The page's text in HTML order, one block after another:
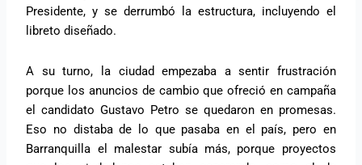
Presidente, y se derrumbó la estructura, incluyendo el
libreto diseñado.
A su turno, la ciudad empezaba a sentir frustración
porque los anuncios de cambio que ofreció en campaña
el candidato Gustavo Petro se quedaron en promesas.
Eso no distaba de lo que pasaba en el país, pero en
Barranquilla el malestar subía más, porque proyectos